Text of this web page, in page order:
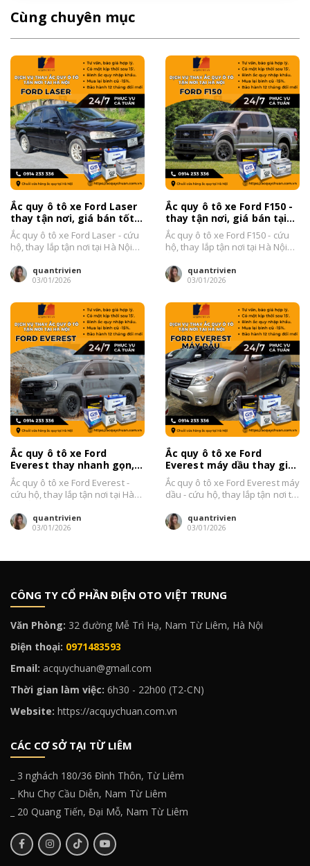
Cùng chuyên mục
Ắc quy ô tô xe Ford Laser
thay tận nơi, giá bán tốt
tại Hà Nội 2026
Ắc quy ô tô xe Ford Laser - cứu
hộ, thay lắp tận nơi tại Hà Nội
quantrivien
03/01/2026
Ắc quy ô tô xe Ford F150 -
thay tận nơi, giá bán tại
Hà Nội 2026
Ắc quy ô tô xe Ford F150 - cứu
hộ, thay lắp tận nơi tại Hà Nội
quantrivien
03/01/2026
Ắc quy ô tô xe Ford
Everest thay nhanh gọn,
giá tốt Hà Nội 2026
Ắc quy ô tô xe Ford Everest -
cứu hộ, thay lắp tận nơi tại Hà
quantrivien
03/01/2026
Ắc quy ô tô xe Ford
Everest máy dầu thay giá
bán tại Hà Nội 2026
Ắc quy ô tô xe Ford Everest máy
dầu - cứu hộ, thay lắp tận nơi tại
quantrivien
03/01/2026
CÔNG TY CỔ PHẦN ĐIỆN OTO VIỆT TRUNG
Văn Phòng: 32 đường Mễ Trì Hạ, Nam Từ Liêm, Hà Nội
Điện thoại: 0971483593
Email: acquychuan@gmail.com
Thời gian làm việc: 6h30 - 22h00 (T2-CN)
Website: https://acquychuan.com.vn
CÁC CƠ SỞ TẠI TỪ LIÊM
_ 3 nghách 180/36 Đình Thôn, Từ Liêm
_ Khu Chợ Cầu Diễn, Nam Từ Liêm
_ 20 Quang Tiến, Đại Mỗ, Nam Từ Liêm